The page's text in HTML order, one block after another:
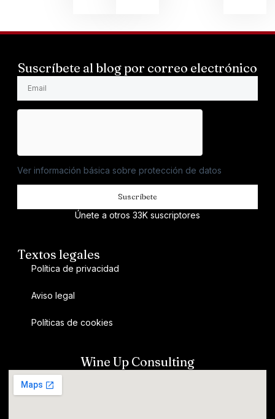
Suscríbete al blog por correo electrónico
Ver información básica sobre protección de datos
Suscríbete
Únete a otros 33K suscriptores
Textos legales
Política de privacidad
Aviso legal
Políticas de cookies
Wine Up Consulting